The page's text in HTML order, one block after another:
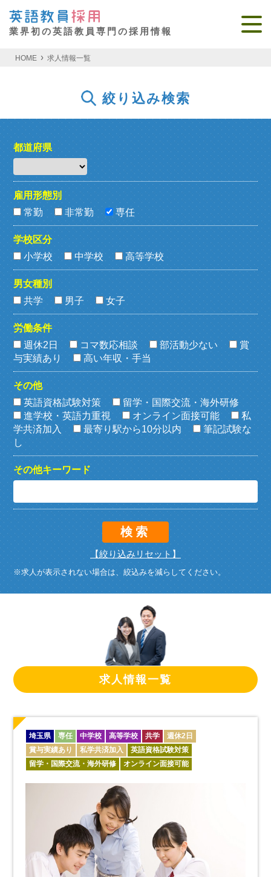
業界初の英語教員専門の採用情報
HOME 求人情報一覧
絞り込み検索
都道府県
雇用形態別
常勤
非常勤 専任
学校区分
小学校
中学校 高等学校
男女種別
共学
男子 女子
労働条件
週休2日
コマ数応相談 部活動少ない
賞
与実績あり
高い年収・手当
その他
英語資格試験対策
留学・国際交流・海外研修
進学校・英語力重視
オンライン面接可能
私
学共済加入
最寄り駅から10分以内
筆記試験な
し
その他キーワード
検索
【絞り込みリセット】
※求人が表示されない場合は、絞込みを減らしてください。
求人情報一覧
埼玉県 専任 中学校 高等学校 共学
週休2日
賞与実績あり
私学共済加入
英語資格試験対策
留学・国際交流・海外研修
オンライン面接可能